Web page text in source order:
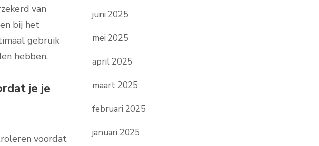
van
bij het
gebruik
hebben.
je je
voordat
juni 2025
mei 2025
april 2025
maart 2025
februari 2025
januari 2025